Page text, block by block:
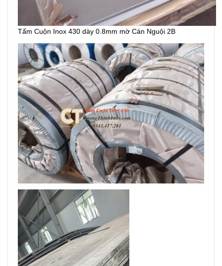
Tấm Cuộn Inox 430 dày 0.8mm mờ Cán Nguội 2B